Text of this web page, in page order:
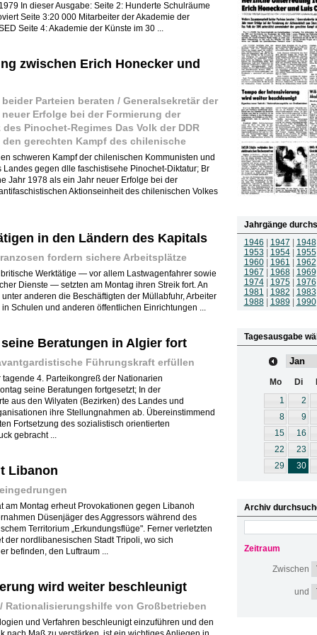
In dieser Ausgabe: Seite 2: Hunderte Schulräume
Seite 3:20 000 Mitarbeiter der Akademie der
Seite 4: Akademie der Künste im 30 ...
zwischen Erich Honecker und
Parteien beraten / Generalsekretär der
Erfolge bei der Formierung der
Pinochet-Regimes Das Volk der DDR
gerechten Kampf des chilenische
schweren Kampf der chilenischen Kommunisten und
gegen dlle faschistisehe Pinochet-Diktatur; Br
Jahr 1978 als ein Jahr neuer Erfolge bei der
Aktionseinheit des chilenischen Volkes
in den Ländern des Kapitals
fordern sichere Arbeitsplätze
Werktätige — vor allem Lastwagenfahrer sowie
Dienste — setzten am Montag ihren Streik fort. An
anderen die Beschäftigten der Müllabfuhr, Arbeiter
Schulen und anderen öffentlichen Einrichtungen ...
Beratungen in Algier fort
Führungskraft erfüllen
4. Parteikongreß der Nationarien
seine Beratungen fortgesetzt; In der
aus den Wilyaten (Bezirken) des Landes und
ihre Stellungnahmen ab. Übereinstimmend
Fortsetzung des sozialistisch orientierten
gebracht ...
Libanon
am Montag erheut Provokationen gegen Libanoh
Düsenjäger des Aggressors während des
Territorium „Erkundungsflüge". Ferner verletzten
der nordlibanesischen Stadt Tripoli, wo sich
befinden, den Luftraum ...
wird weiter beschleunigt
Rationalisierungshilfe von Großbetrieben
und Verfahren beschleunigt einzuführen und den
Jahrgänge
1946
1947 1948
1953
1954| 1955
1960| 1961 1962
1967
1968| 1969
1974| 1975| 1976
1981
1982 1983
1988| 1989 1990
Tagesausgabe
Mo Di
1
2
8
9
15
16
22
23
29
30
Archiv
Zeitraum
Zwischen
und